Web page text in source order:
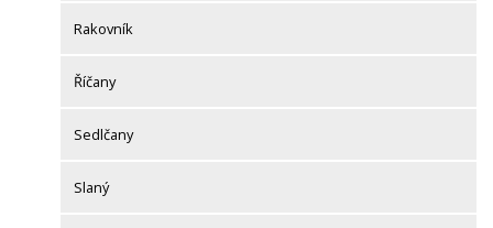
Rakovník
Říčany
Sedlčany
Slaný